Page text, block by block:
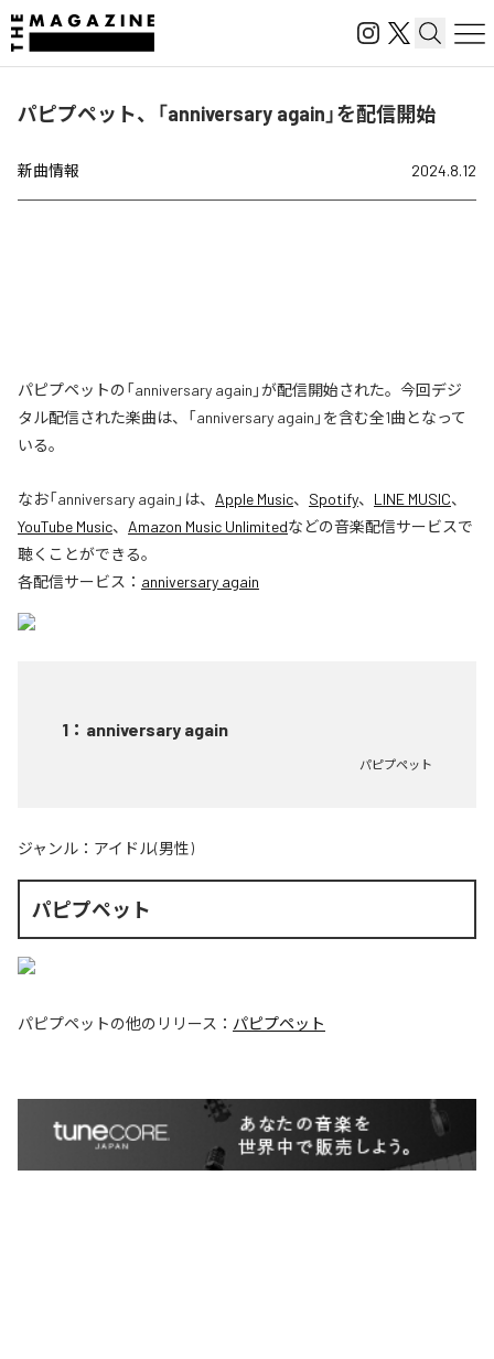
パピプペット、「anniversary again」を配信開始
新曲情報 2024.8.12
パピプペットの「anniversary again」が配信開始された。今回デジ
タル配信された楽曲は、「anniversary again」を含む全1曲となって
いる。
なお「anniversary again 」は、 Apple Music、 Spotify、 LINE MUSIC、
YouTube Music、 Amazon Music Unlimitedなどの音楽配信サービスで
聴くことができる。
各配信サービス： anniversary again
1 ： anniversary again
パピプペット
ジャンル： アイドル(男性)
パピプペット
パピプペットの他のリリース： パピプペット